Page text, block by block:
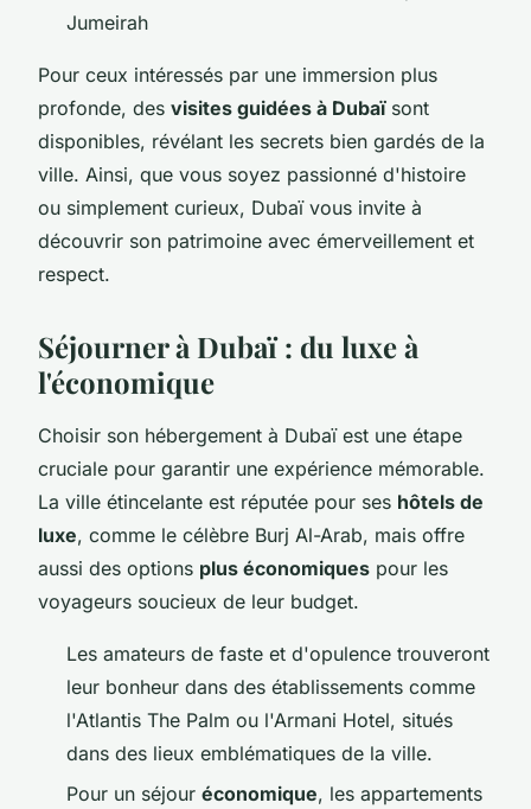
Jumeirah
Pour ceux intéressés par une immersion plus
profonde, des visites guidées à Dubaïsont
disponibles, révélant les secrets bien gardés de la
ville. Ainsi, que vous soyez passionné d'histoire
ou simplement curieux, Dubaï vous invite à
découvrir son patrimoine avec émerveillement et
respect.
Séjourner à Dubaï : du luxe à
l'économique
Choisir son hébergement à Dubaï est une étape
cruciale pour garantir une expérience mémorable.
La ville étincelante est réputée pour ses hôtels de
luxe, comme le célèbre Burj Al-Arab, mais offre
aussi des options plus économiques pour les
voyageurs soucieux de leur budget.
Les amateurs de faste et d'opulence trouveront
leur bonheur dans des établissements comme
l'Atlantis The Palm ou l'Armani Hotel, situés
dans des lieux emblématiques de la ville.
Pour un séjour économique, les appartements